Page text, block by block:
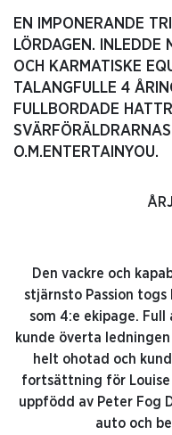
EN IMPONERANDE
LÖRDAGEN. INLEDDE
OCH KARMATISKE
TALANGFULLE 4
FULLBORDADE
O.M.ENTERTAINYOU.
Den vackre och
stjärnsto Passion
som 4:e ekipage.
kunde överta
helt ohotad och
fortsättning för Louise
uppfödd av Peter Fog
auto och